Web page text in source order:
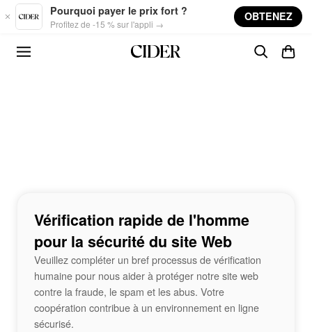
Skip to main content
Pourquoi payer le prix fort ?
Profitez de -15 % sur l'appli →
OBTENEZ
Vérification rapide de l'homme
pour la sécurité du site Web
Veuillez compléter un bref processus de vérification
humaine pour nous aider à protéger notre site web
contre la fraude, le spam et les abus. Votre
coopération contribue à un environnement en ligne
sécurisé.